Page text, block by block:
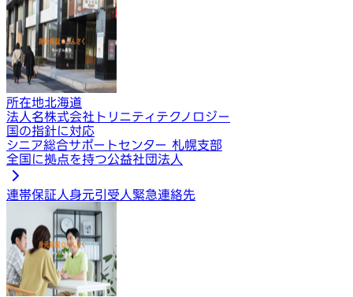
所在地北海道
法人名株式会社トリニティテクノロジー
国の指針に対応
シニア総合サポートセンター 札幌支部
全国に拠点を持つ公益社団法人
連帯保証人身元引受人緊急連絡先